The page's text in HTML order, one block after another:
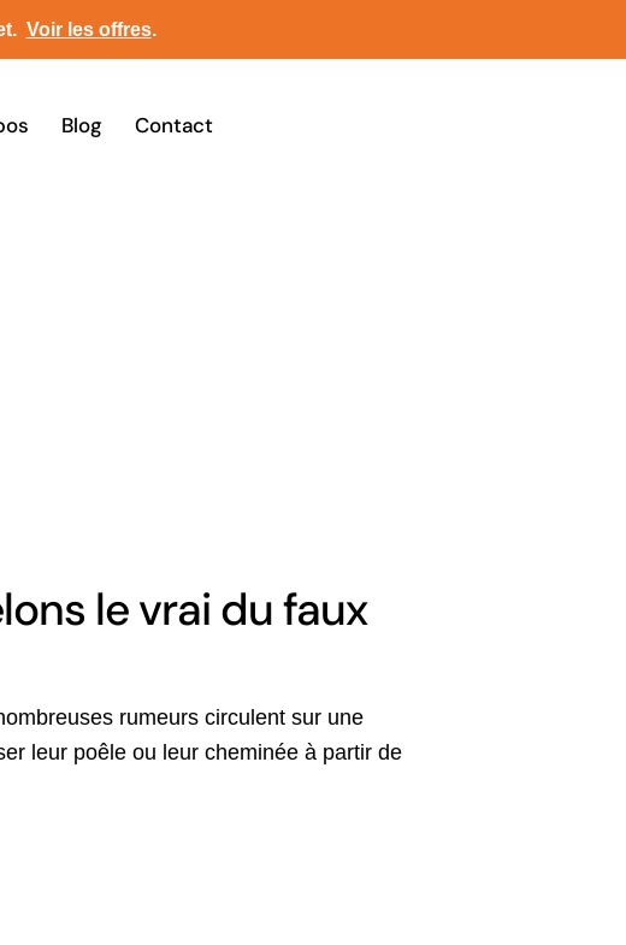
. Voir les offres.
Blog Contact
le vrai du faux
rumeurs circulent sur une
leur poêle ou leur cheminée à partir de